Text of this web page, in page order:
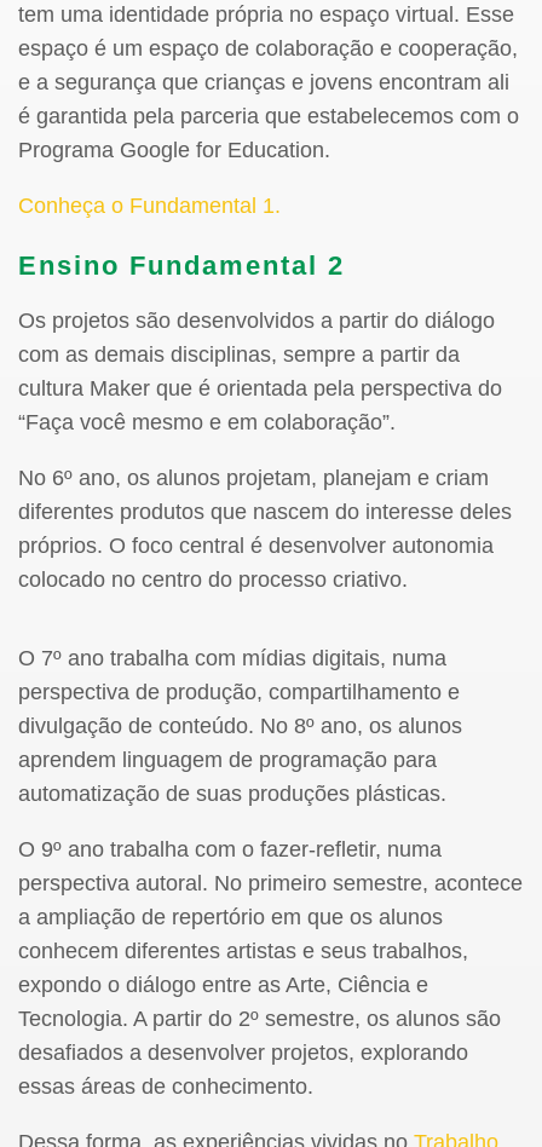
tem uma identidade própria no espaço virtual. Esse
espaço é um espaço de colaboração e cooperação,
e a segurança que crianças e jovens encontram ali
é garantida pela parceria que estabelecemos com o
Programa Google for Education.
Conheça o Fundamental 1.
Ensino Fundamental 2
Os projetos são desenvolvidos a partir do diálogo
com as demais disciplinas, sempre a partir da
cultura Maker que é orientada pela perspectiva do
“Faça você mesmo e em colaboração”.
No 6º ano, os alunos projetam, planejam e criam
diferentes produtos que nascem do interesse deles
próprios. O foco central é desenvolver autonomia
colocado no centro do processo criativo.
O 7º ano trabalha com mídias digitais, numa
perspectiva de produção, compartilhamento e
divulgação de conteúdo. No 8º ano, os alunos
aprendem linguagem de programação para
automatização de suas produções plásticas.
O 9º ano trabalha com o fazer-refletir, numa
perspectiva autoral. No primeiro semestre, acontece
a ampliação de repertório em que os alunos
conhecem diferentes artistas e seus trabalhos,
expondo o diálogo entre as Arte, Ciência e
Tecnologia. A partir do 2º semestre, os alunos são
desafiados a desenvolver projetos, explorando
essas áreas de conhecimento.
Dessa forma, as experiências vividas no Trabalho